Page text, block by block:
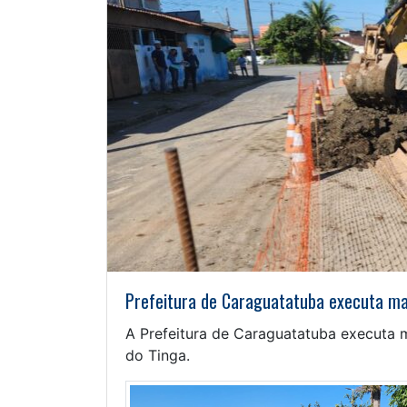
Prefeitura de Caraguatatuba executa
A Prefeitura de Caraguatatuba executa
do Tinga.